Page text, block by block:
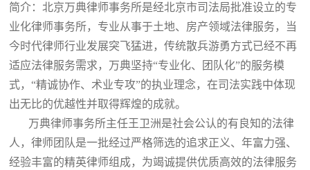
简介：北京万典律师事务所是经北京市司法局批准设立的专
业化律师事务所，专业从事于土地、房产领域法律服务，当
今时代律师行业发展突飞猛进，传统散兵游勇方式已经不再
适应法律服务需求，万典坚持“专业化、团队化”的服务模
式，“精诚协作、术业专攻”的执业理念，在司法实践中体现
出无比的优越性并取得辉煌的成就。
万典律师事务所主任王卫洲是社会公认的有良知的法律
人，律师团队是一批经过严格筛选的追求正义、年富力强、
经验丰富的精英律师组成，为竭诚提供优质高效的法律服务